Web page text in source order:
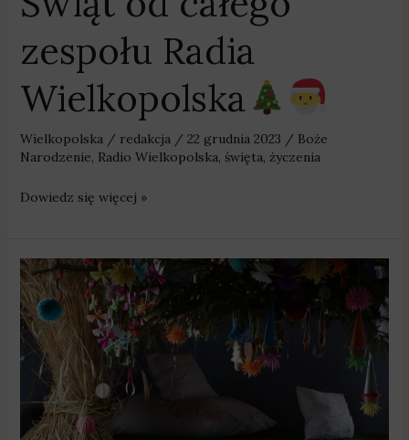
zespołu Radia
Wielkopolska
Wielkopolska/ redakcja / 22 grudnia 2023 / Boże
Narodzenie, Radio Wielkopolska, święta, życzenia
Dowiedz się więcej »
Snopy
zboża
jako
choinka
–
świąteczne
wierzenia